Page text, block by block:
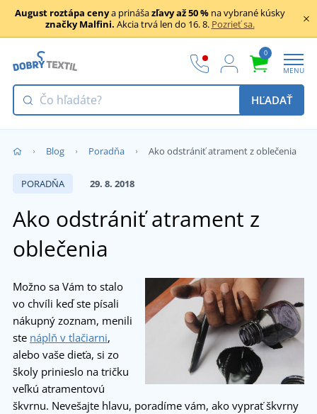
August roztápa cenya prinášazľavy až 50 %na vybrané kúsky
značky Malfini. Akcia trvá len do 16. 8. Pozrieť sa.
0
MENU
HĽADAŤ
Blog Poradňa Ako odstrániť atrament z oblečenia
PORADŇA 29. 8. 2018
Ako odstrániť atrament z
oblečenia
Možno sa Vám to stalo
vo chvíli keď ste písali
nákupný zoznam, menili
ste náplň v tlačiarni,
alebo vaše dieťa, si zo
školy prinieslo na tričku
veľkú atramentovú
škvrnu. Nevešajte hlavu, poradíme vám, ako vyprať škvrny